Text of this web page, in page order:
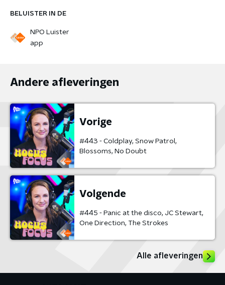
BELUISTER IN DE
NPO Luister
app
Andere afleveringen
Vorige
#443 - Coldplay, Snow Patrol,
Blossoms, No Doubt
Volgende
#445 - Panic at the disco, JC Stewart,
One Direction, The Strokes
Alle afleveringen